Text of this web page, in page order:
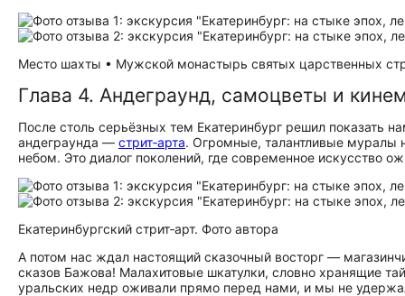
Место шахты • Мужской монастырь святых царственных
Глава 4. Андеграунд, самоцветы и
После столь серьёзных тем Екатеринбург решил показать
андеграунда — стрит‑арта. Огромные, талантливые муралы
небом. Это диалог поколений, где современное искусство
Екатеринбургский стрит‑арт. Фото автора
А потом нас ждал настоящий сказочный восторг —
сказов Бажова! Малахитовые шкатулки, словно хранящие
уральских недр оживали прямо перед нами, и мы не